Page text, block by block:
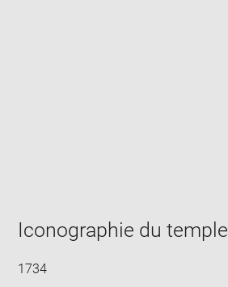
window
Iconographie du temple
1734